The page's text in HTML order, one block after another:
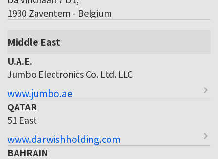
1930 Zaventem - Belgium
Middle East
U.A.E.
Jumbo Electronics Co. Ltd. LLC
www.jumbo.ae
QATAR
51 East
www.darwishholding.com
BAHRAIN